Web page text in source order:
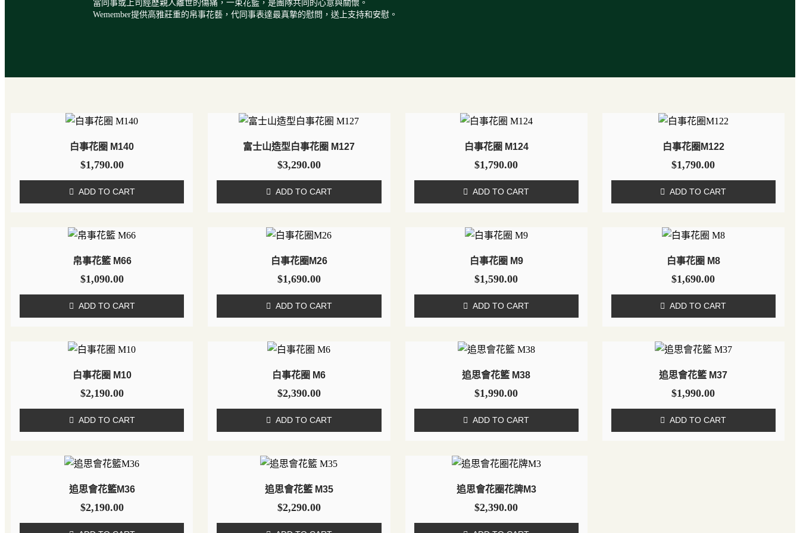
當同事或上司經歷親人離世的傷痛，一束花籃，是團隊共同的心意與關懷。
Wemember提供高雅莊重的帛事花藝，代同事表達最真摯的慰問，送上支持和安慰。
白事花圈 M140
$1,790.00
ADD TO CART
富士山造型白事花圈 M127
$3,290.00
ADD TO CART
白事花圈 M124
$1,790.00
ADD TO CART
白事花圈M122
$1,790.00
ADD TO CART
帛事花籃 M66
$1,090.00
ADD TO CART
白事花圈M26
$1,690.00
ADD TO CART
白事花圈 M9
$1,590.00
ADD TO CART
白事花圈 M8
$1,690.00
ADD TO CART
白事花圈 M10
$2,190.00
ADD TO CART
白事花圈 M6
$2,390.00
ADD TO CART
追思會花籃 M38
$1,990.00
ADD TO CART
追思會花籃 M37
$1,990.00
ADD TO CART
追思會花籃M36
$2,190.00
追思會花籃 M35
$2,290.00
追思會花圈花牌M3
$2,390.00